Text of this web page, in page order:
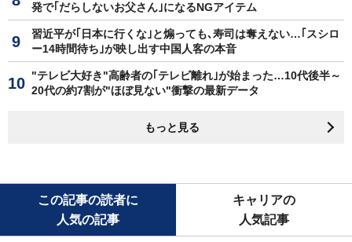
発で｢だらしないお父さん｣になるNGアイテム
習近平が｢日本に行くな｣と煽っても､寿司は奪えない…｢スシロ
ー14時間待ち｣が映し出す中国人客の本音
"テレビ大好き"高齢者の｢テレビ離れ｣が始まった…10代後半～
20代の約7割が"ほぼ見ない"衝撃の最新データ
もっと見る
この記事の読者に
人気の記事
キャリアの
人気記事